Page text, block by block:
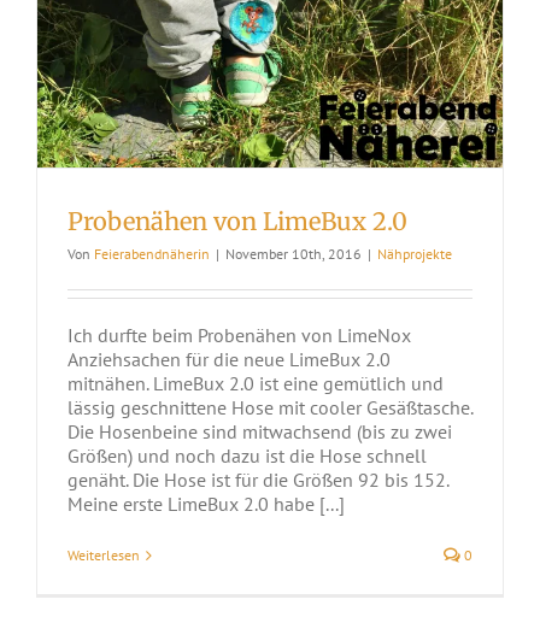
Probenähen von LimeBux 2.0
Von Feierabendnäherin | November 10th, 2016 | Nähprojekte
Ich durfte beim Probenähen von LimeNox
Anziehsachen für die neue LimeBux 2.0
mitnähen. LimeBux 2.0 ist eine gemütlich und
lässig geschnittene Hose mit cooler Gesäßtasche.
Die Hosenbeine sind mitwachsend (bis zu zwei
Größen) und noch dazu ist die Hose schnell
genäht. Die Hose ist für die Größen 92 bis 152.
Meine erste LimeBux 2.0 habe [...]
Weiterlesen 0